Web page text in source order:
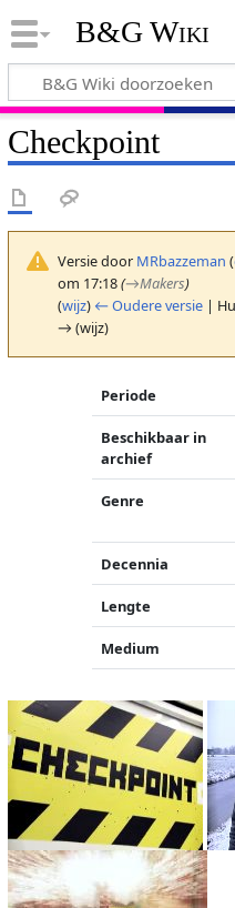
B&G Wiki
Checkpoint
Versie door MRbazzeman (
om 17:18(→Makers)
(wijz) ← Oudere versie|
→ (wijz)
Periode
Beschikbaar in
archief
Genre
Decennia
Lengte
Medium